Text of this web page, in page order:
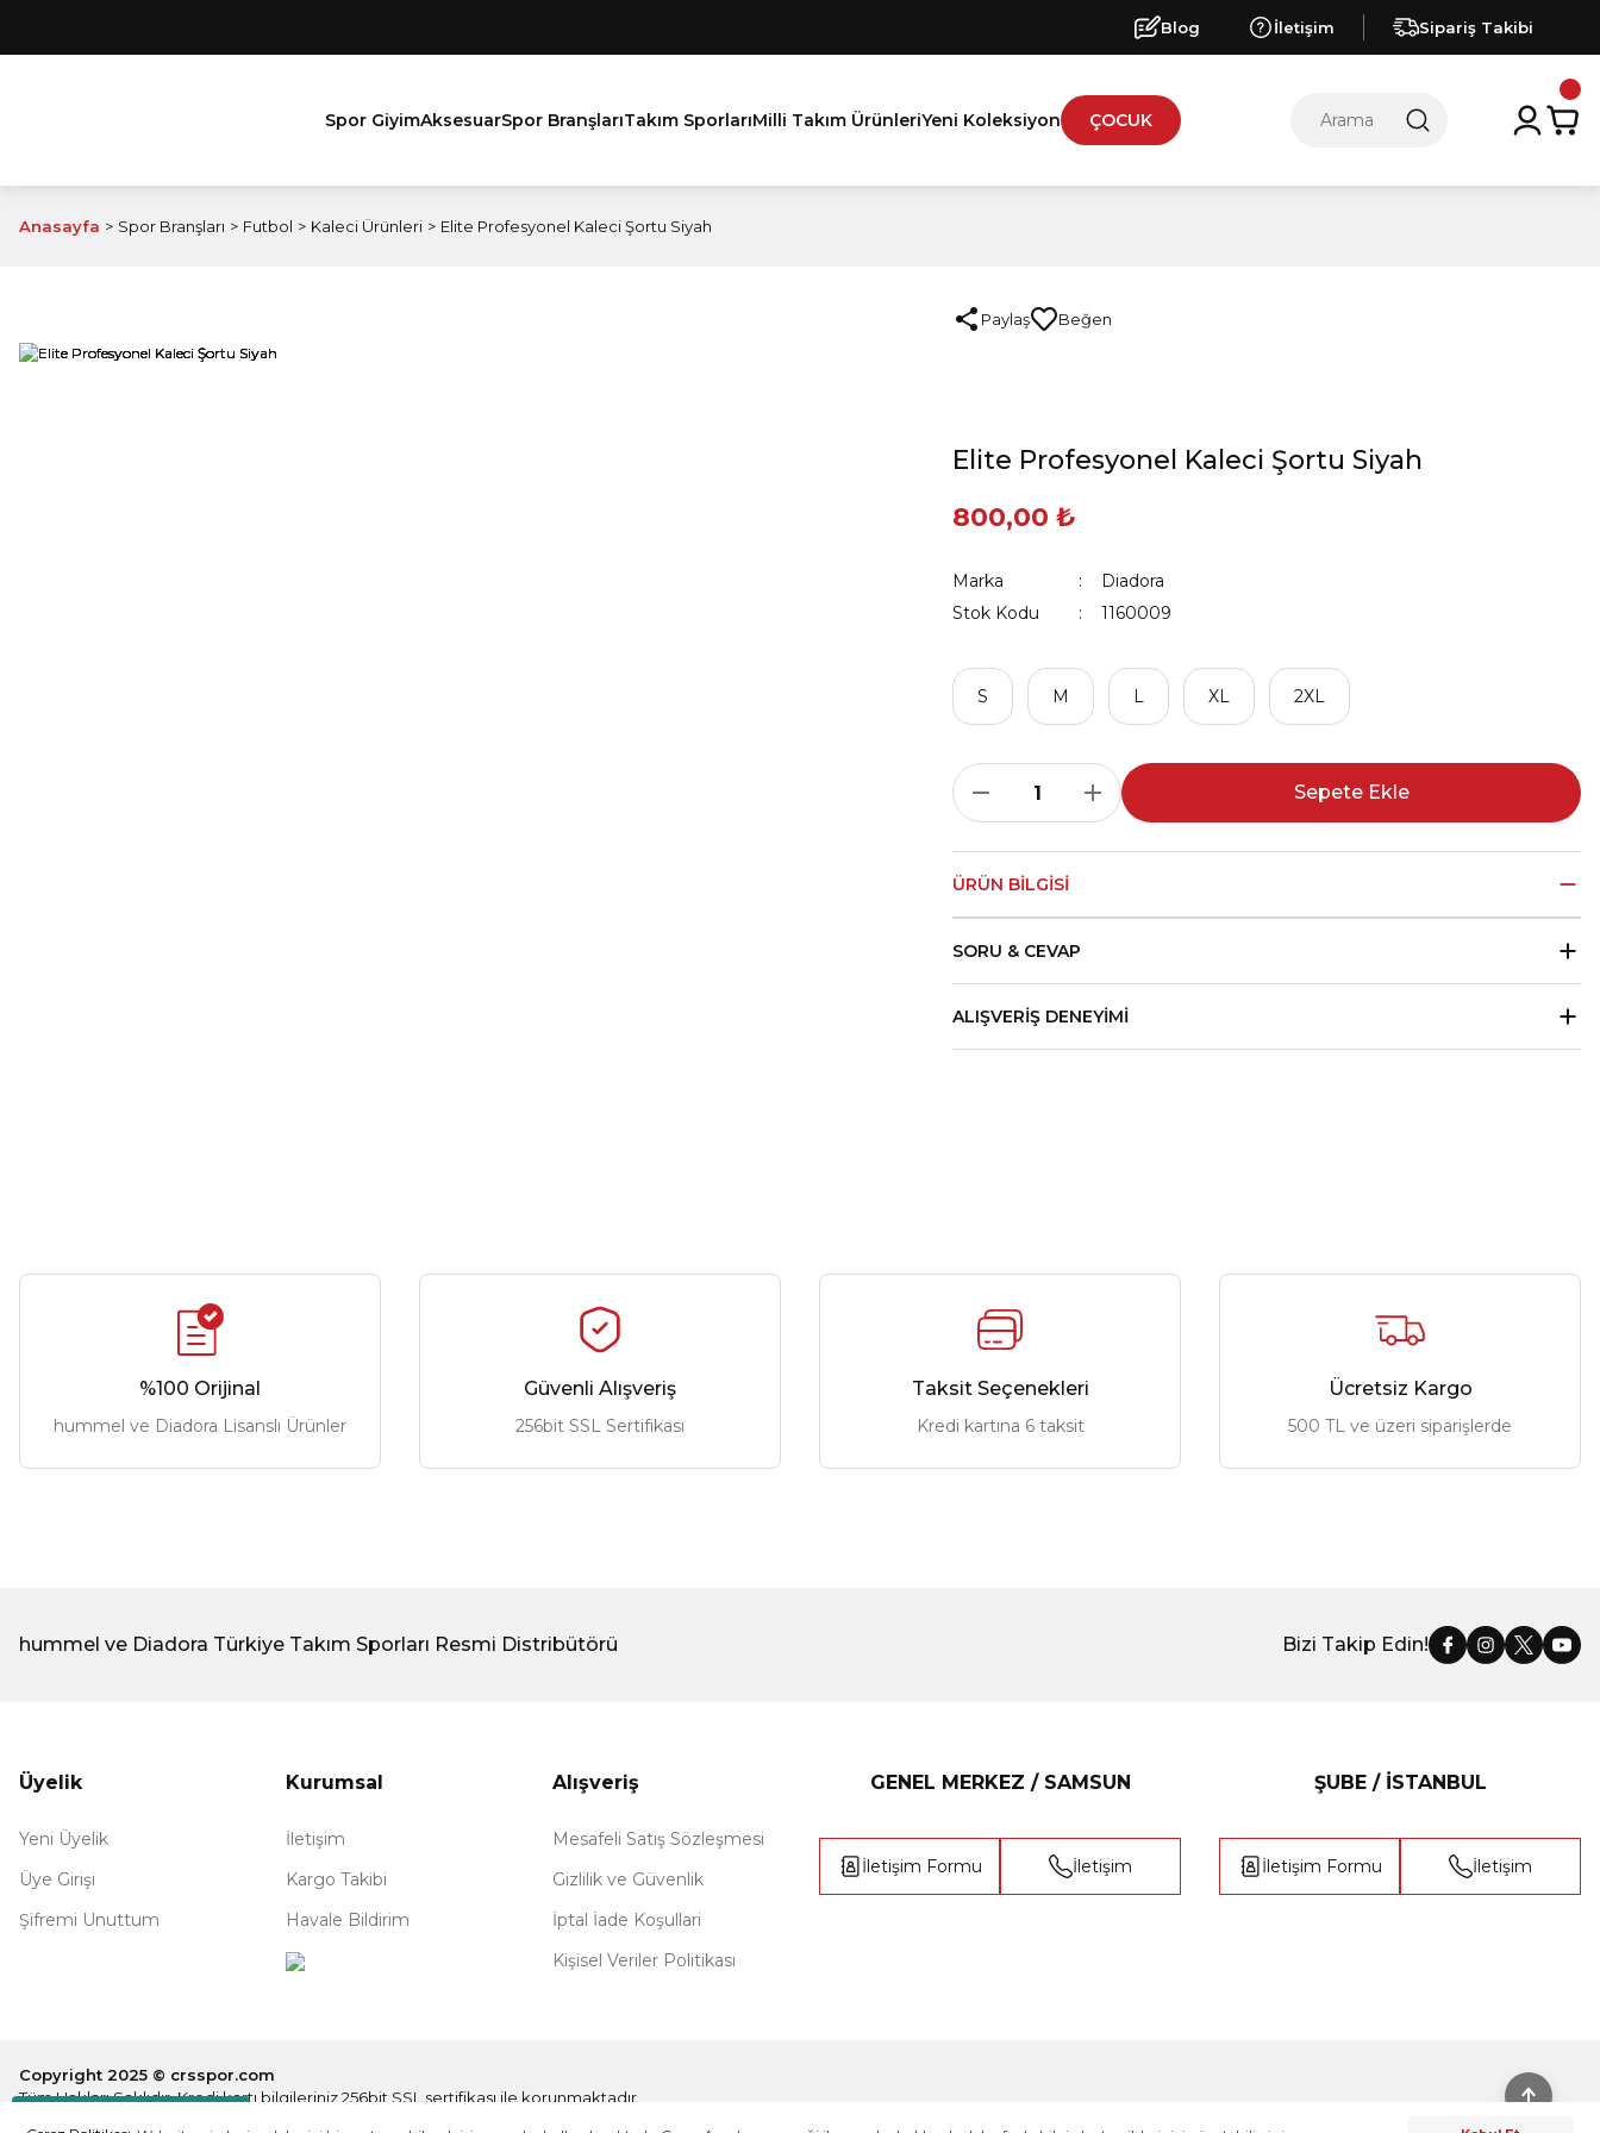
Destek Hattı
Blog İletişim Sipariş Takibi
Spor GiyimAksesuarSpor BranşlarıTakım SporlarıMilli Takım ÜrünleriYeni Koleksiyon ÇOCUK
Anasayfa Spor Branşları Futbol Kaleci Ürünleri Elite Profesyonel Kaleci Şortu Siyah
Paylaş
Elite Profesyonel Kaleci Şortu Siyah
800,00 ₺
Marka
Diadora
Stok Kodu
1160009
S M L XL 2XL
Sepete Ekle
ÜRÜN BILGISI
SORU & CEVAP
ALIŞVERIŞ DENEYIMI
%100 Orijinal
hummel ve Diadora Lisanslı Ürünler
Güvenli Alışveriş
256bit SSL Sertifikası
Taksit Seçenekleri
Kredi kartına 6 taksit
Ücretsiz Kargo
500 TL ve üzeri siparişlerde
hummel ve Diadora Türkiye Takım Sporları Resmi Distribütörü Bizi Takip Edin!
Üyelik
Yeni Üyelik
Üye Girişi
Şifremi Unuttum
Kurumsal
İletişim
Kargo Takibi
Havale Bildirim
Alışveriş
Mesafeli Satış Sözleşmesi
Gizlilik ve Güvenlik
İptal İade Koşullari
Kişisel Veriler Politikası
GENEL MERKEZ / SAMSUN
İletişim Formu İletişim
ŞUBE / İSTANBUL
İletişim Formu İletişim
Copyright 2025 © crsspor.com
Tüm Hakları Saklıdır. Kredi kartı bilgileriniz 256bit SSL sertifikası ile korunmaktadır.